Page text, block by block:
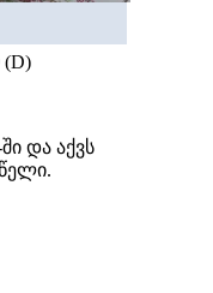
(D)
და აქვს